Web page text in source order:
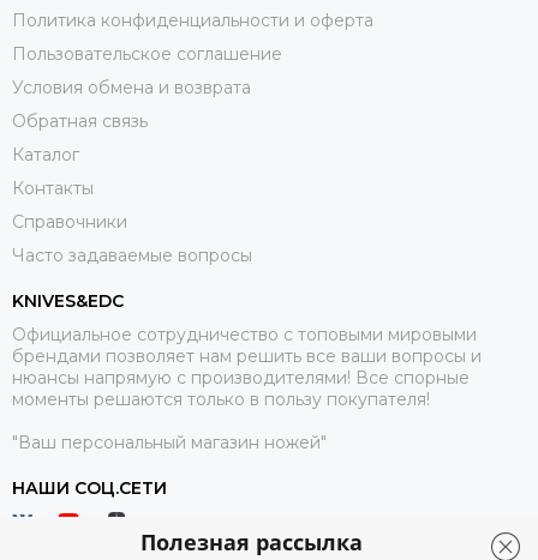
Полезная рассылка
Политика конфиденциальности и оферта
Пользовательское соглашение
Условия обмена и возврата
Обратная связь
Каталог
Контакты
Справочники
Часто задаваемые вопросы
KNIVES&EDC
Официальное сотрудничество с топовыми мировыми
брендами позволяет нам решить все ваши вопросы и
нюансы напрямую с производителями! Все спорные
моменты решаются только в пользу покупателя!
"Ваш персональный магазин ножей"
НАШИ СОЦ.СЕТИ